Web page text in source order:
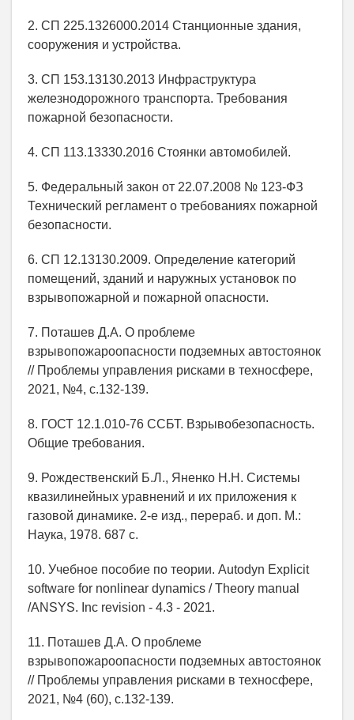
2. СП 225.1326000.2014 Станционные здания,
сооружения и устройства.
3. СП 153.13130.2013 Инфраструктура
железнодорожного транспорта. Требования
пожарной безопасности.
4. СП 113.13330.2016 Стоянки автомобилей.
5. Федеральный закон от 22.07.2008 № 123-ФЗ
Технический регламент о требованиях пожарной
безопасности.
6. СП 12.13130.2009. Определение категорий
помещений, зданий и наружных установок по
взрывопожарной и пожарной опасности.
7. Поташев Д.А. О проблеме
взрывопожароопасности подземных автостоянок
// Проблемы управления рисками в техносфере,
2021, №4, с.132-139.
8. ГОСТ 12.1.010-76 ССБТ. Взрывобезопасность.
Общие требования.
9. Рождественский Б.Л., Яненко Н.Н. Системы
квазилинейных уравнений и их приложения к
газовой динамике. 2-е изд., перераб. и доп. М.:
Наука, 1978. 687 с.
10. Учебное пособие по теории. Autodyn Explicit
software for nonlinear dynamics / Theory manual
/ANSYS. Inc revision - 4.3 - 2021.
11. Поташев Д.А. О проблеме
взрывопожароопасности подземных автостоянок
// Проблемы управления рисками в техносфере,
2021, №4 (60), с.132-139.